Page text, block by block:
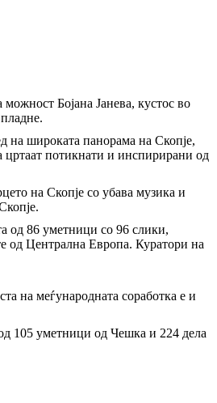
Бојана Јанева, кустос во
на широката панорама на Скопје,
цртаат потикнати и инспирирани од
на Скопје со убава музика и
од 86 уметници со 96 слики,
од Централна Европа. Куратори на
на меѓународната соработка е и
105 уметници од Чешка и 224 дела